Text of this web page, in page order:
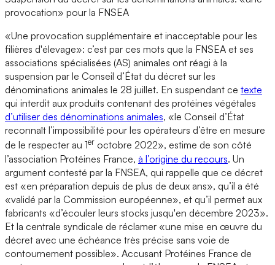
provocation» pour la FNSEA
«Une provocation supplémentaire et inacceptable pour les
filières d'élevage»: c’est par ces mots que la FNSEA et ses
associations spécialisées (AS) animales ont réagi à la
suspension par le Conseil d’État du décret sur les
dénominations animales le 28 juillet. En suspendant ce texte
qui interdit aux produits contenant des protéines végétales
d’utiliser des dénominations animales, «le Conseil d’État
reconnaît l’impossibilité pour les opérateurs d’être en mesure
de le respecter au 1er octobre 2022», estime de son côté
l’association Protéines France, à l’origine du recours. Un
argument contesté par la FNSEA, qui rappelle que ce décret
est «en préparation depuis de plus de deux ans», qu’il a été
«validé par la Commission européenne», et qu’il permet aux
fabricants «d’écouler leurs stocks jusqu'en décembre 2023».
Et la centrale syndicale de réclamer «une mise en œuvre du
décret avec une échéance très précise sans voie de
contournement possible». Accusant Protéines France de